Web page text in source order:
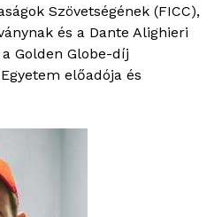
Szövetségének (FICC),
és a Dante Alighieri
Golden Globe-díj
előadója és